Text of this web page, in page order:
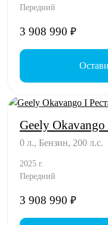
Передний
3 908 990 ₽
Geely
0 л., Бензин, 200 л.с.
2025 г.
Передний
3 908 990 ₽